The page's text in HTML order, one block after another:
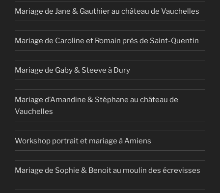
Mariage de Jane & Gauthier au château de Vauchelles
Mariage de Caroline et Romain près de Saint-Quentin
Mariage de Gaby & Steeve à Dury
Mariage d’Amandine & Stéphane au château de
Vauchelles
Workshop portrait et mariage à Amiens
Mariage de Sophie & Benoit au moulin des écrevisses